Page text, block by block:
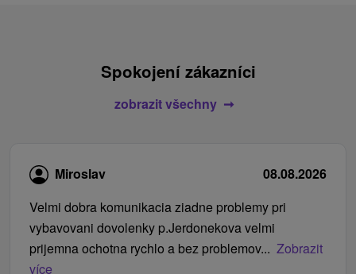
Spokojení zákazníci
zobrazit všechny
Miroslav
08.08.2026
Velmi dobra komunikacia ziadne problemy pri
vybavovani dovolenky p.Jerdonekova velmi
prijemna ochotna rychlo a bez problemov... Zobrazit
více